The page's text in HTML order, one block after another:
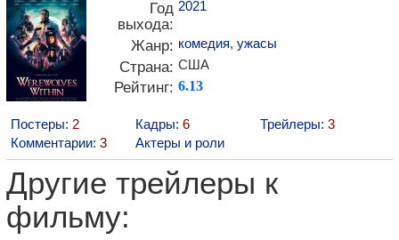
Год
выхода:
2021
Жанр: комедия, ужасы
Страна: США
Рейтинг: 6.13
Постеры: 2 Кадры: 6 Трейлеры: 3
Комментарии: 3 Актеры и роли
Другие трейлеры к
фильму: